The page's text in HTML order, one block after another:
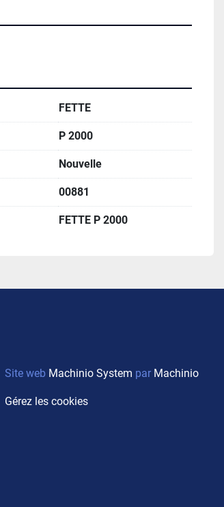
FETTE
P 2000
Nouvelle
00881
FETTE P 2000
Site web Machinio System par Machinio
Gérez les cookies